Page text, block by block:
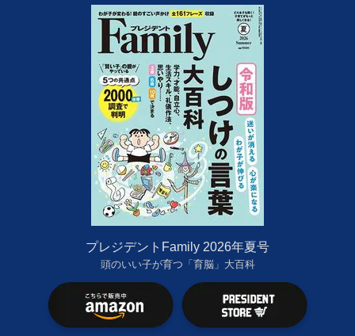
プレジデントFamily 2026年夏号
頭のいい子が育つ「育脳」大百科